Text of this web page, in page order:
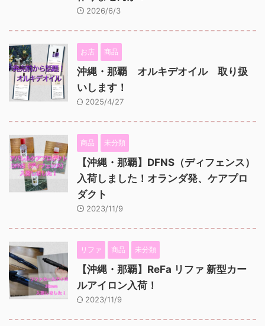
2026/6/3
お店 商品
沖縄・那覇 オルキデオイル 取り扱
いします！
2025/4/27
商品 未分類
【沖縄・那覇】DFNS（ディフェンス）
入荷しました！オランダ発、ケアプロ
ダクト
2023/11/9
リファ 商品 未分類
【沖縄・那覇】ReFa リファ 新型カー
ルアイロン入荷！
2023/11/9